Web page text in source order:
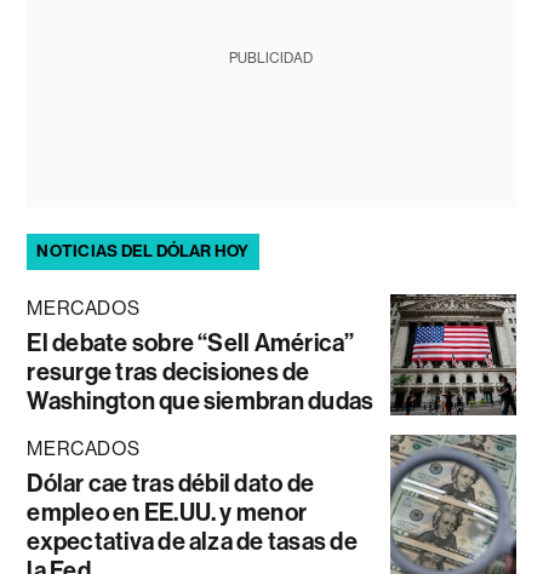
PUBLICIDAD
NOTICIAS DEL DÓLAR HOY
MERCADOS
El debate sobre “Sell América”
resurge tras decisiones de
Washington que siembran dudas
MERCADOS
Dólar cae tras débil dato de
empleo en EE.UU. y menor
expectativa de alza de tasas de